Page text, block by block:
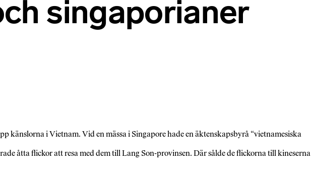
singaporianer
i Vietnam. Vid en mässa i Singapore hade en äktenskapsbyrå “vietnamesiska
åtta flickor att resa med dem till Lang Son-provinsen. Där sålde de flickorna till kineserna